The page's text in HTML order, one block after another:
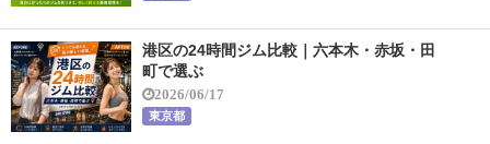
港区の24時間ジム比較｜六本木・赤坂・田
町で選ぶ
2026/06/17
東京都